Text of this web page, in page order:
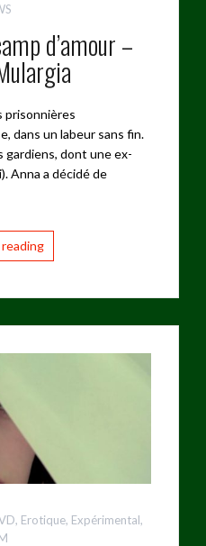
d’amour –
prisonnières
dans un labeur sans fin.
gardiens, dont une ex-
Anna a décidé de
, Erotique, Expérimental,